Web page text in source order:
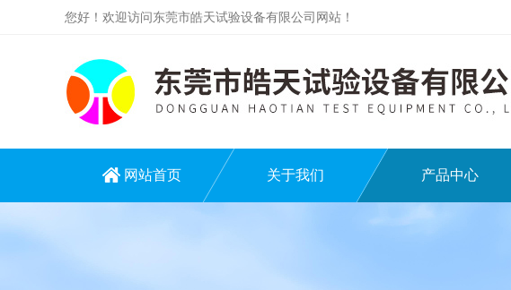
您好！欢迎访问东莞市皓天试验设备有限公司网站！
网站首页 关于我们 产品中心